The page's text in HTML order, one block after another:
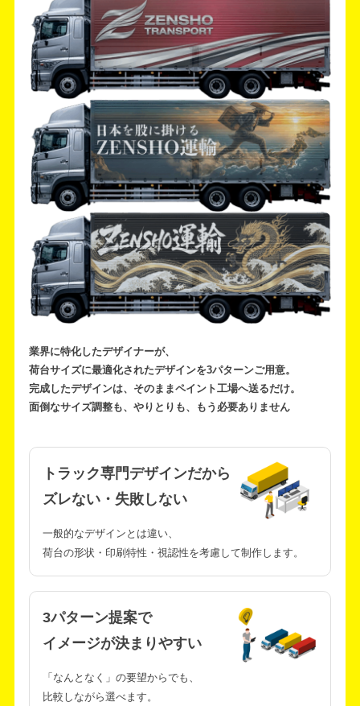
業界に特化したデザイナーが、
荷台サイズに最適化されたデザインを3パターンご用意。
完成したデザインは、そのままペイント工場へ送るだけ。
面倒なサイズ調整も、やりとりも、もう必要ありません
トラック専門デザインだから
ズレない・失敗しない
一般的なデザインとは違い、
荷台の形状・印刷特性・視認性を考慮して制作します。
3パターン提案で
イメージが決まりやすい
「なんとなく」の要望からでも、
比較しながら選べます。